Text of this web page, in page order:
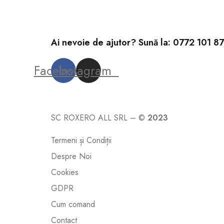
Ai nevoie de ajutor? Sună la: 0772 101
Facebook
Instagram
SC ROXERO ALL SRL – © 2023
Termeni și Condiții
Despre Noi
Cookies
GDPR
Cum comand
Contact